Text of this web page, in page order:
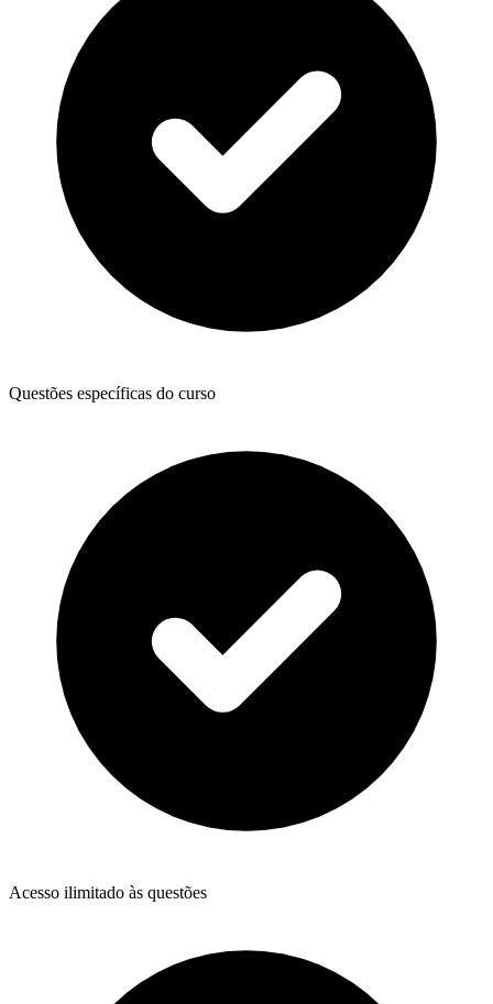
Questões específicas do curso
Acesso ilimitado às questões